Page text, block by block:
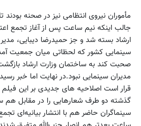
مأموران نیروی انتظامی نیز در صحنه
جالب اینکه نیم ساعت پس از آغاز تجمع
ارشاد بسته شد و جز حمیدرضا دیبایی،
سینمایی کشور که لحظاتی میان جمعیت
صحبت کند به ساختمان وزارت ارشاد
مدیران سینمایی نبود.در نهایت اما خبر
قرار است اصلاحیه های جدیدی بر این فیلم
گذشته دو طرف شعارهایی را در مقابل هم
سینماگران حاضر هم با انتشار بیانیه‌ای